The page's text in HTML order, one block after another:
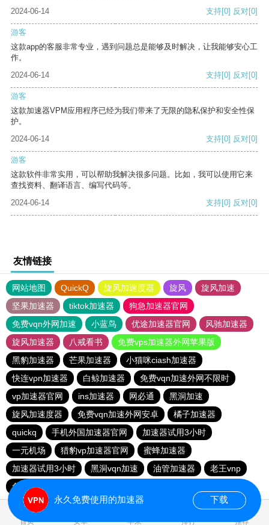
2024-06-14
支持[0] 反对[0]
游客
这款app的客服非常专业，遇到问题总是能够及时解决，让我能够安心工
作。
2024-06-14
支持[0] 反对[0]
游客
这款加速器VPM应用程序已经为我们带来了无限的隐私保护和安全性保
护。
2024-06-14
支持[0] 反对[0]
游客
这款软件非常实用，可以帮助我解决很多问题。比如，我可以使用它来
查找资料、翻译语言、编写代码等。
2024-06-14
支持[0] 反对[0]
友情链接
网站地图 QuickQ 旋风加速度器 旋风
旋风加速
坚果加速器
tiktok加速器
狗急加速器官网
免费vqn外网加速
小蓝鸟 优途加速器官网
风驰加速器
旋风加速器
八戒看书
免费vps加速器外网苹果版
黑豹加速器
芒果加速器
小猫咪ciash加速器
快连vρn加速器
白鲸加速器
免费vqn加速外网不限时
vp加速器官网
ins加速器 网必通
黑洞加速
旋风加速度器
免费vqn加速外网安卓
橘子加速器
quickq
手机外国加速器官网
加速器试用3小时
一元机场
猎豹vp加速器官网
蜜蜂加速器
加速器试用3小时
黑洞vqn加速 油管加速器
老王vnp
免费vps加速器外网
首页 安卓 苹果 排行 推荐
永久免费使用的加速器 下载
0.057477s